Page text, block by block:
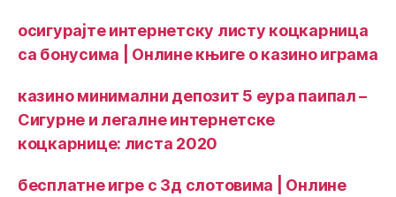
осигурајте интернетску листу коцкарница
са бонусима | Онлине књиге о казино играма
казино минимални депозит 5 еура паипал –
Сигурне и легалне интернетске
коцкарнице: листа 2020
бесплатне игре с 3д слотовима | Онлине